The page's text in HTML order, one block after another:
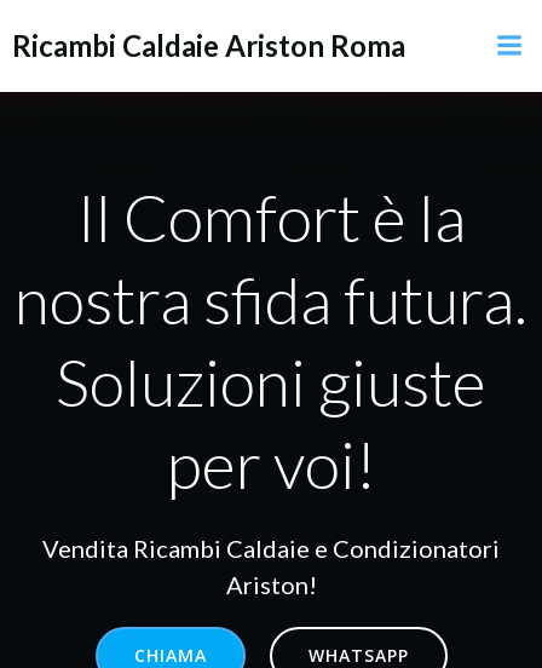
al
Ricambi Caldaie Ariston Roma
Il Comfort è la
nostra sfida futura.
Soluzioni giuste
per voi!
Vendita Ricambi Caldaie e Condizionatori
Ariston!
CHIAMA WHATSAPP